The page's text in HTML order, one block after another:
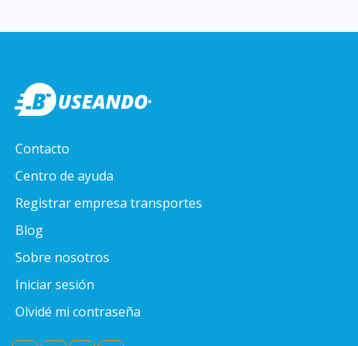
Contacto
Centro de ayuda
Registrar empresa transportes
Blog
Sobre nosotros
Iniciar sesión
Olvidé mi contraseña